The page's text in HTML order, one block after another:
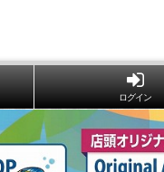
ログイン